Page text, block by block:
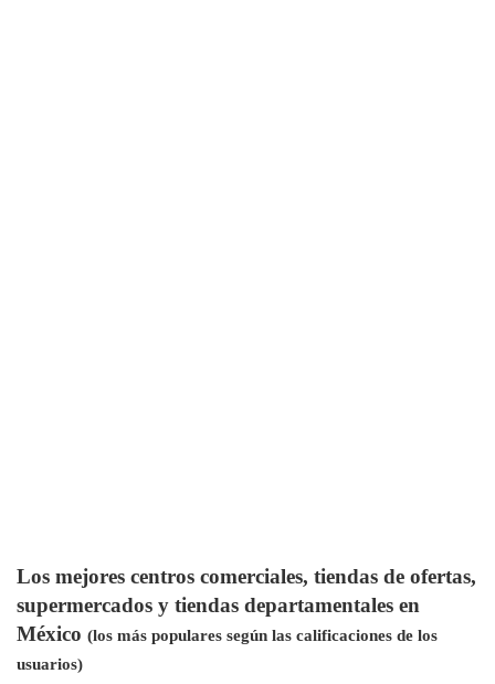
Los mejores centros comerciales, tiendas de ofertas,
supermercados y tiendas departamentales en
México (los más populares según las calificaciones de los
usuarios)